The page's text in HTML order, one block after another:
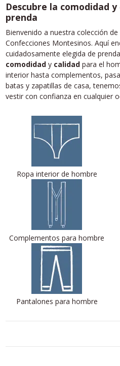
Descubre la comodidad
prenda
Bienvenido a nuestra colección
Confecciones Montesinos. Aquí
cuidadosamente elegida de
comodidady calidadpara el
interior hasta complementos,
batas y zapatillas de casa,
vestir con confianza en cualquier
Ropa interior de hombre
Complementos para hombre
Pantalones para hombre